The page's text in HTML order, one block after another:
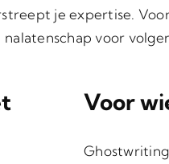
je expertise.
voor
Voor